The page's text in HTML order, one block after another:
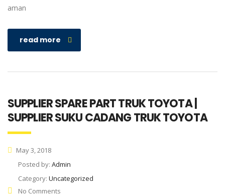
aman
read more
SUPPLIER SPARE PART TRUK TOYOTA |
SUPPLIER SUKU CADANG TRUK TOYOTA
May 3, 2018
Posted by: Admin
Category: Uncategorized
No Comments